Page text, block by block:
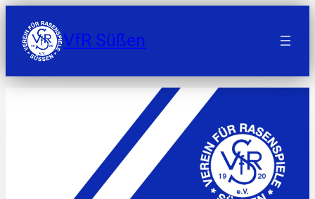
Inhalt
springen
VfR Süßen